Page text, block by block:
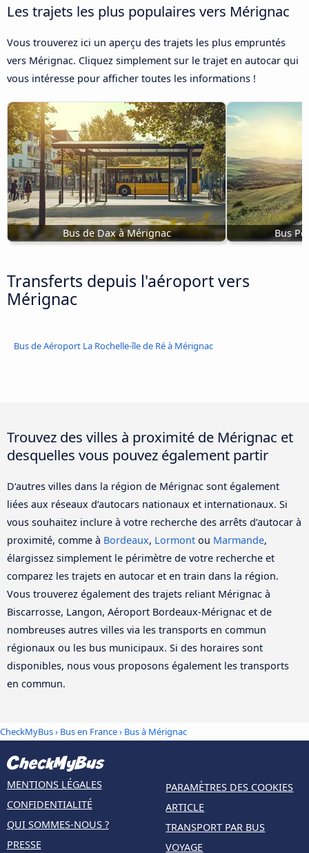
Les trajets les plus populaires vers Mérignac
Vous trouverez ici un aperçu des trajets les plus empruntés
vers Mérignac. Cliquez simplement sur le trajet en autocar qui
vous intéresse pour afficher toutes les informations !
Bus de Dax à Mérignac Bus
Transferts depuis l'aéroport vers
Mérignac
Bus de Aéroport La Rochelle-île de Ré à Mérignac
Trouvez des villes à proximité de Mérignac et
desquelles vous pouvez également partir
D‘autres villes dans la région de Mérignac sont également
liées aux réseaux d‘autocars nationaux et internationaux. Si
vous souhaitez inclure à votre recherche des arrêts d’autocar à
proximité, comme à Bordeaux, Lormont ou Marmande,
élargissez simplement le périmètre de votre recherche et
comparez les trajets en autocar et en train dans la région.
Vous trouverez également des trajets reliant Mérignac à
Biscarrosse, Langon, Aéroport Bordeaux-Mérignac et de
nombreuses autres villes via les transports en commun
régionaux ou les bus municipaux. Si des horaires sont
disponibles, nous vous proposons également les transports
en commun.
CheckMyBus› Bus en France› Bus à Mérignac
MENTIONS LÉGALES
CONFIDENTIALITÉ
QUI SOMMES-NOUS ?
PRESSE
PARAMÈTRES DES COOKIES
ARTICLE
TRANSPORT PAR BUS
VOYAGE